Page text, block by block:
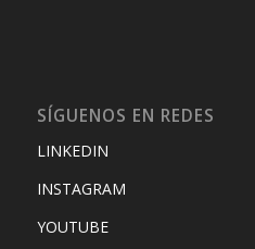
SÍGUENOS EN REDES
LINKEDIN
INSTAGRAM
YOUTUBE